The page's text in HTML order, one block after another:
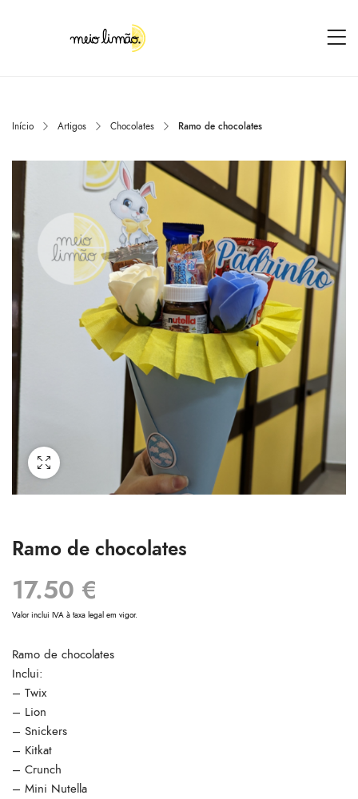
Início Artigos Chocolates Ramo de chocolates
Ramo de chocolates
17.50 €
Valor inclui IVA à taxa legal em vigor.
Ramo de chocolates
Inclui:
– Twix
– Lion
– Snickers
– Kitkat
– Crunch
– Mini Nutella